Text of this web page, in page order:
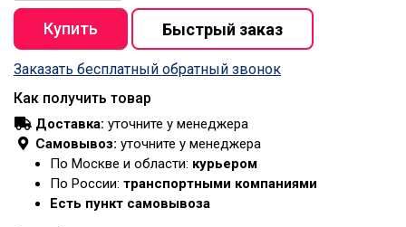
Заказать бесплатный обратный звонок
Как получить товар
Доставка: уточните у менеджера
Самовывоз: уточните у менеджера
По Москве и области: курьером
По России: транспортными компаниями
Есть пункт самовывоза